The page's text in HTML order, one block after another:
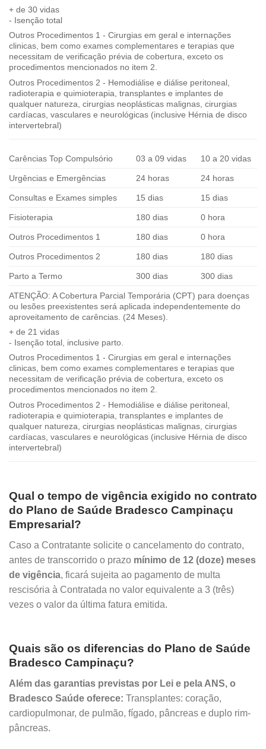
+ de 30 vidas
- Isenção total
Outros Procedimentos 1 - Cirurgias em geral e internações
clinicas, bem como exames complementares e terapias que
necessitam de verificação prévia de cobertura, exceto os
procedimentos mencionados no item 2.
Outros Procedimentos 2 - Hemodiálise e diálise peritoneal,
radioterapia e quimioterapia, transplantes e implantes de
qualquer natureza, cirurgias neoplásticas malignas, cirurgias
cardíacas, vasculares e neurológicas (inclusive Hérnia de disco
intervertebral)
Carências Top Compulsório 03 a 09 vidas 10 a 20 vidas
Urgências e Emergências 24 horas 24 horas
Consultas e Exames simples 15 dias 15 dias
Fisioterapia 180 dias 0 hora
Outros Procedimentos 1 180 dias 0 hora
Outros Procedimentos 2 180 dias 180 dias
Parto a Termo 300 dias 300 dias
ATENÇÃO: A Cobertura Parcial Temporária (CPT) para doenças
ou lesões preexistentes será aplicada independentemente do
aproveitamento de carências. (24 Meses).
+ de 21 vidas
- Isenção total, inclusive parto.
Outros Procedimentos 1 - Cirurgias em geral e internações
clinicas, bem como exames complementares e terapias que
necessitam de verificação prévia de cobertura, exceto os
procedimentos mencionados no item 2.
Outros Procedimentos 2 - Hemodiálise e diálise peritoneal,
radioterapia e quimioterapia, transplantes e implantes de
qualquer natureza, cirurgias neoplásticas malignas, cirurgias
cardíacas, vasculares e neurológicas (inclusive Hérnia de disco
intervertebral)
Qual o tempo de vigência exigido no contrato
do Plano de Saúde Bradesco Campinaçu
Empresarial?
Caso a Contratante solicite o cancelamento do contrato,
antes de transcorrido o prazo mínimo de 12 (doze) meses
de vigência, ficará sujeita ao pagamento de multa
rescisória à Contratada no valor equivalente a 3 (três)
vezes o valor da última fatura emitida.
Quais são os diferencias do Plano de Saúde
Bradesco Campinaçu?
Além das garantias previstas por Lei e pela ANS, o
Bradesco Saúde oferece: Transplantes: coração,
cardiopulmonar, de pulmão, fígado, pâncreas e duplo rim-
pâncreas.